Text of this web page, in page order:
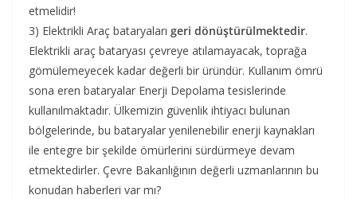
etmelidir!
3) Elektrikli Araç bataryaları geri dönüştürülmektedir.
Elektrikli araç bataryası çevreye atılamayacak, toprağa
gömülemeyecek kadar değerli bir üründür. Kullanım ömrü
sona eren bataryalar Enerji Depolama tesislerinde
kullanılmaktadır. Ülkemizin güvenlik ihtiyacı bulunan
bölgelerinde, bu bataryalar yenilenebilir enerji kaynakları
ile entegre bir şekilde ömürlerini sürdürmeye devam
etmektedirler. Çevre Bakanlığının değerli uzmanlarının bu
konudan haberleri var mı?